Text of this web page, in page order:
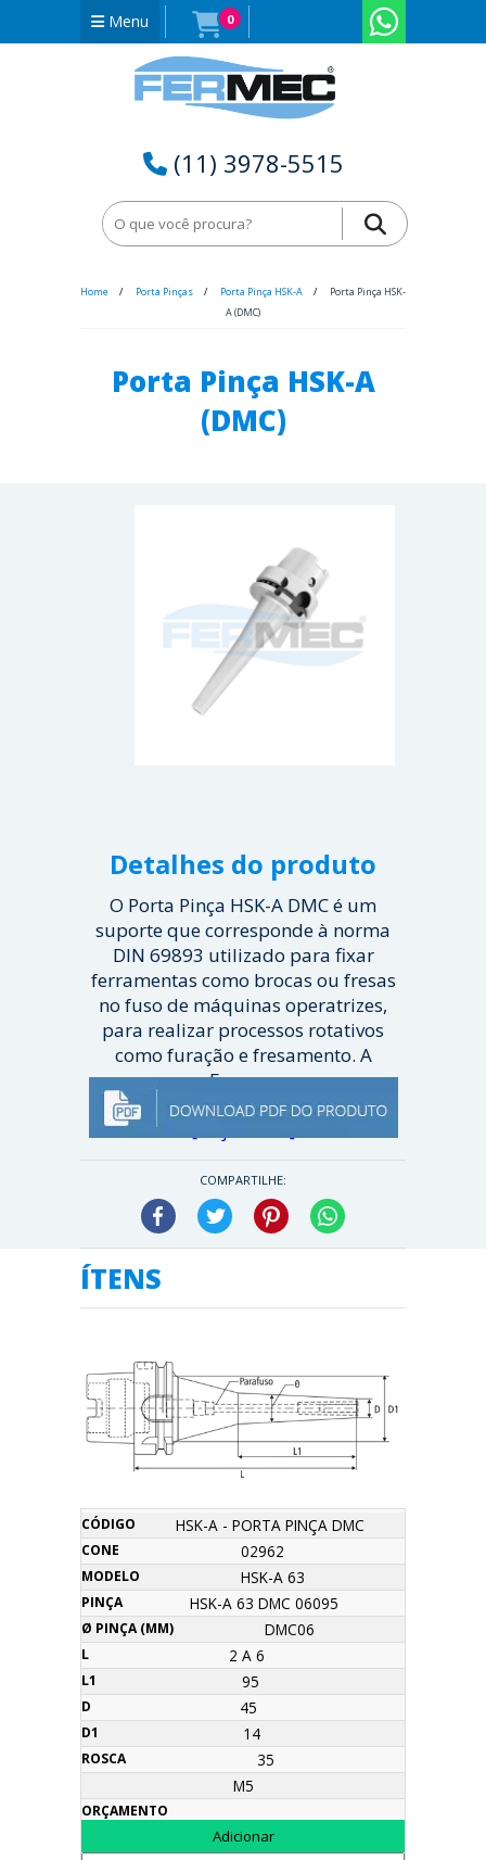
Menu 0
(11) 3978-5515
Home Porta Pinças Porta Pinça HSK-A
Porta Pinça HSK-
A (DMC)
Porta Pinça HSK-A
(DMC)
Detalhes do produto
O Porta Pinça HSK-A DMC é um
suporte que corresponde à norma
DIN 69893 utilizado para fixar
ferramentas como brocas ou fresas
no fuso de máquinas operatrizes,
para realizar processos rotativos
como furação e fresamento. A
Ferme...
COMPARTILHE:
Facebook Twitter Pinterest
ÍTENS
NomeCódigoConeModeloPinça
Ø
Pinça
(mm)
LL1DD1RoscaOrçamento
HSK-A - PORTA PINÇA DMC
02962
HSK-A 63
HSK-A 63 DMC 06095
DMC06
2 A 6
95
45
14
35
M5